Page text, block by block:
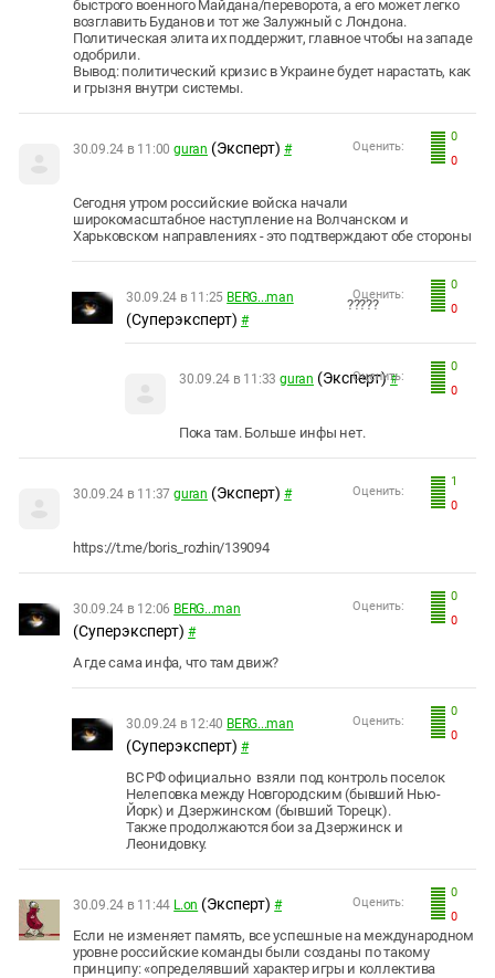
быстрого военного Майдана/переворота, а его может легко
возглавить Буданов и тот же Залужный с Лондона.
Политическая элита их поддержит, главное чтобы на западе
одобрили.
Вывод: политический кризис в Украине будет нарастать, как
и грызня внутри системы.
0
0
Оценить:
30.09.24 в 11:00 guran (Эксперт) #
Сегодня утром российские войска начали
широкомасштабное наступление на Волчанском и
Харьковском направлениях - это подтверждают обе стороны
0
0
Оценить:
30.09.24 в 11:25 BERG...man
(Суперэксперт) #
?????
0
0
Оценить:
30.09.24 в 11:33 guran (Эксперт) #
Пока там. Больше инфы нет.
1
0
Оценить:
30.09.24 в 11:37 guran (Эксперт) #
https://t.me/boris_rozhin/139094
0
0
Оценить:
30.09.24 в 12:06 BERG...man
(Суперэксперт) #
А где сама инфа, что там движ?
0
0
Оценить:
30.09.24 в 12:40 BERG...man
(Суперэксперт) #
ВС РФ официально взяли под контроль поселок
Нелеповка между Новгородским (бывший Нью-
Йорк) и Дзержинском (бывший Торецк).
Также продолжаются бои за Дзержинск и
Леонидовку.
0
0
Оценить:
30.09.24 в 11:44 L.on (Эксперт) #
Если не изменяет память, все успешные на международном
уровне российские команды были созданы по такому
принципу: «определявший характер игры и коллектива